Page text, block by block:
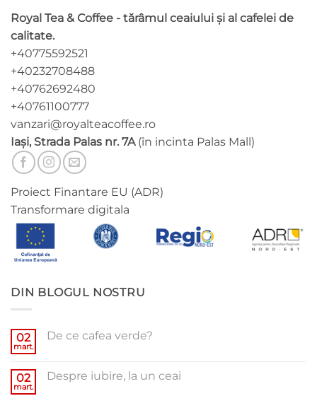
fi
alese
în
pagina
produsului.
Royal Tea & Coffee - tărâmul ceaiului și al cafelei de
calitate.
+40775592521
+40232708488
+40762692480
+40761100777
vanzari@royalteacoffee.ro
Iași, Strada Palas nr. 7A(în incinta Palas Mall)
Proiect Finantare EU (ADR)
Transformare digitala
DIN BLOGUL NOSTRU
02
mart.
De ce cafea verde?
De
02
mart.
Despre iubire, la un ceai